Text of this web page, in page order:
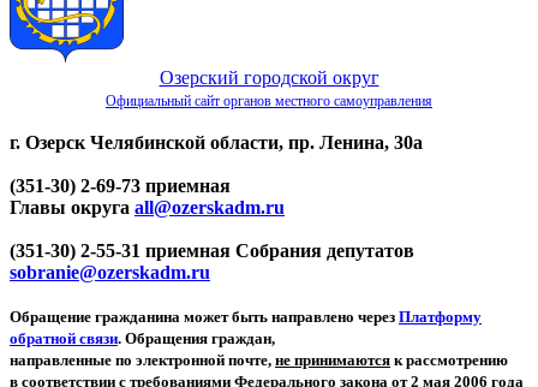
Озерский городской округ
Официальный сайт органов местного самоуправления
г. Озерск Челябинской области, пр. Ленина, 30а
(351-30) 2-69-73 приемная
Главы округа all@ozerskadm.ru
(351-30) 2-55-31 приемная Собрания депутатов
sobranie@ozerskadm.ru
Обращение гражданина может быть направлено через Платформу
обратной связи. Обращения граждан,
направленные по электронной почте, не принимаются к рассмотрению
в соответствии с требованиями Федерального закона от 2 мая 2006 года